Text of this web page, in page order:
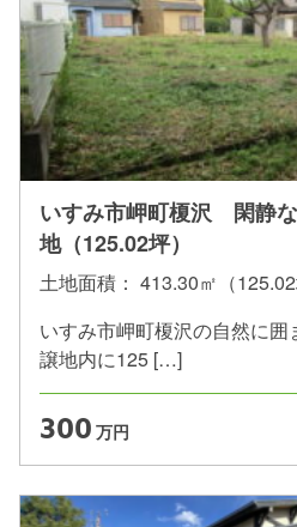
いすみ市岬町榎沢 閑静
地（125.02坪）
土地面積： 413.30㎡（125.02
いすみ市岬町榎沢の自然に
譲地内に125 […]
300万円